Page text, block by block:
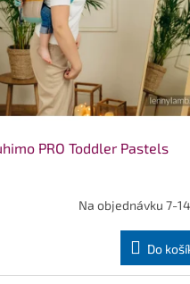
PRO Toddler Pastels
Na objednávku 7-
Do